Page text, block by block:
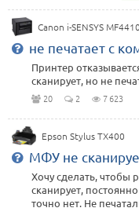
Canon i-SENSYS MF4410
не печатает с
Принтер
сканирует, но не
20 2 7 623
Epson Stylus TX400
МФУ не
Хочу сделать, чтобы
сканирует,
точно нет. Не